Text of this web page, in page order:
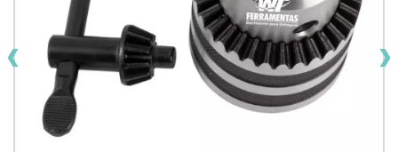
‹ ›